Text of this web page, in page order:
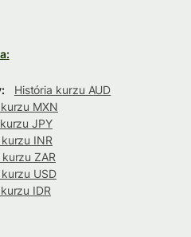
História kurzu AUD
MXN
JPY
INR
ZAR
USD
IDR